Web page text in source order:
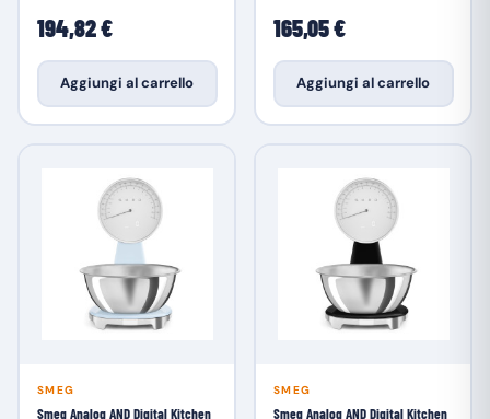
194,82 €
Aggiungi al carrello
165,05 €
Aggiungi al carrello
SMEG
Smeg Analog AND Digital Kitchen
SMEG
Smeg Analog AND Digital Kitchen